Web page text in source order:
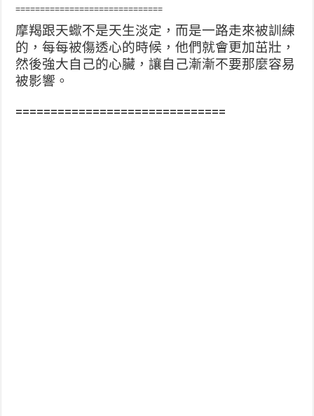
==============================
摩羯跟天蠍不是天生淡定，而是一路走來被訓練
的，每每被傷透心的時候，他們就會更加茁壯，
然後強大自己的心臟，讓自己漸漸不要那麼容易
被影響。
==============================